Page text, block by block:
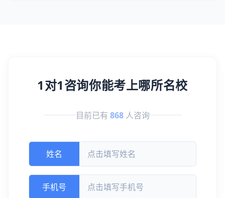
1对1咨询你能考上哪所名校
目前已有 868 人咨询
姓名
手机号